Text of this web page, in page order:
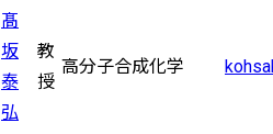
髙
坂
泰
弘
教
授
高分子合成化学